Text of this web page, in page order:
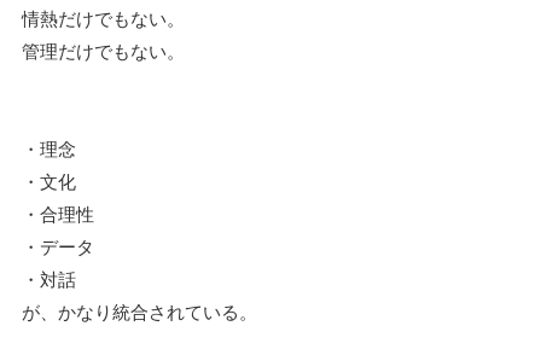
情熱だけでもない。
管理だけでもない。
・理念
・文化
・合理性
・データ
・対話
が、かなり統合されている。